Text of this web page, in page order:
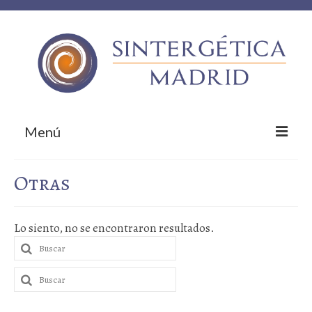
Menú
¿Qué te ofrecemos?
Otras
Lo siento, no se encontraron resultados.
Buscar
por:
Buscar
por: